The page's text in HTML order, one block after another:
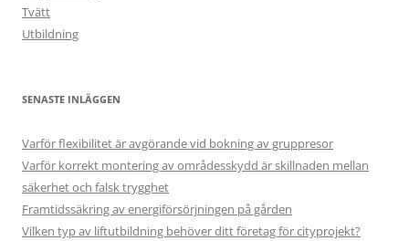
Tvätt
Utbildning
SENASTE INLÄGGEN
Varför flexibilitet är avgörande vid bokning av gruppresor
Varför korrekt montering av områdesskydd är skillnaden mellan
säkerhet och falsk trygghet
Framtidssäkring av energiförsörjningen på gården
Vilken typ av liftutbildning behöver ditt företag för cityprojekt?